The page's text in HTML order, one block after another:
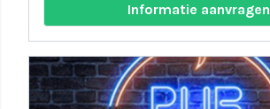
Informatie aanvragen